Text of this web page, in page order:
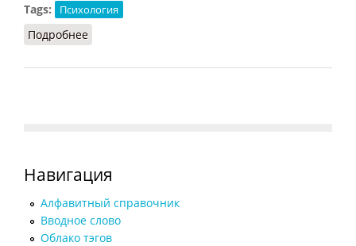
Tags:
Психология
Подробнее
Навигация
Алфавитный справочник
Вводное слово
Облако тэгов